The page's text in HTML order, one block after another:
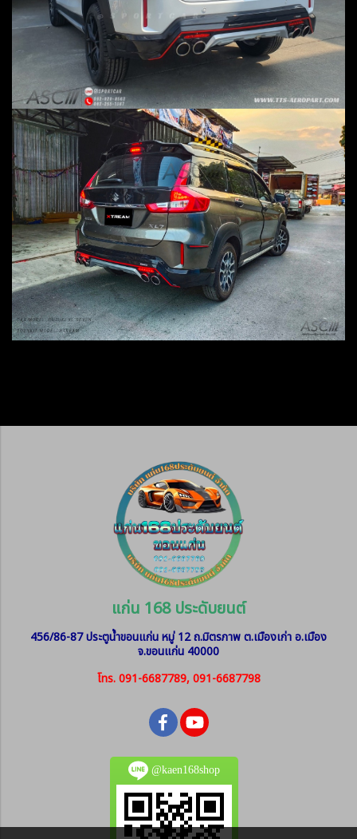
แก่น 168 ประดับยนต์
456/86-87 ประตูน้ำขอนแก่น หมู่ 12ถ.มิตรภาพ ต.เมืองเก่า อ.เมือง
จ.ขอนแก่น 40000
โทร. 091-6687789, 091-6687798
@kaen168shop